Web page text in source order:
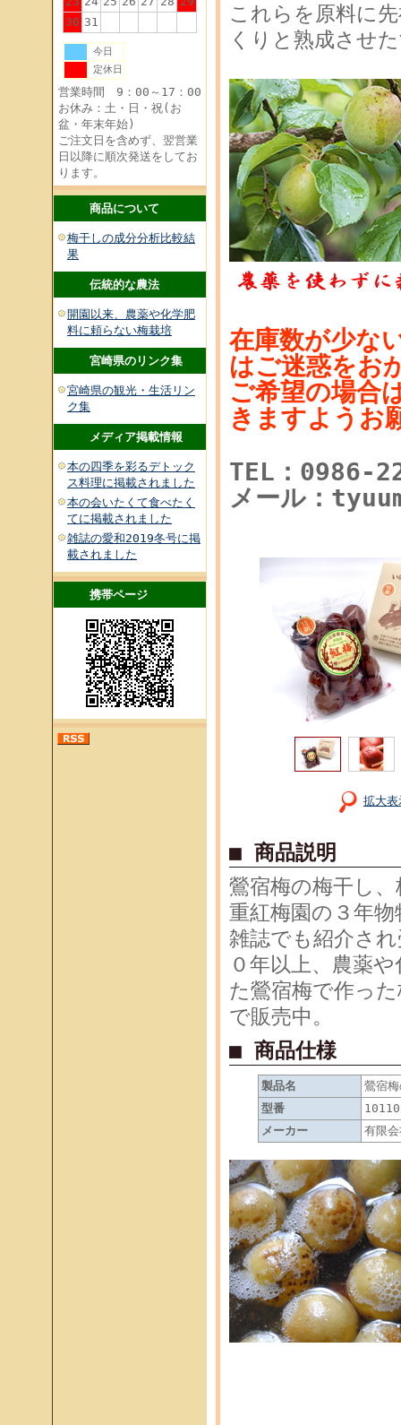
30 31
今日
定休日
営業時間 9：00～17：00
お休み：土・日・祝(お
盆・年末年始)
ご注文日を含めず、翌営業
日以降に順次発送をしてお
ります。
商品について
梅干しの成分分析比較結
果
伝統的な農法
開園以来、農薬や化学肥
料に頼らない梅栽培
宮崎県のリンク集
宮崎県の観光・生活リン
ク集
メディア掲載情報
本の四季を彩るデトック
ス料理に掲載されました
本の会いたくて食べたく
てに掲載されました
雑誌の愛和2019冬号に掲
載されました
携帯ページ
これらを原料に
くりと熟成させ
在庫数が少な
はご迷惑をお
ご希望の場合
きますようお
TEL：0986-
メール：
拡大表
■ 商品説明
鶯宿梅の梅干し
重紅梅園の３年
雑誌でも紹介さ
０年以上、農薬
た鶯宿梅で作っ
で販売中。
■ 商品仕様
製品名
鶯宿
型番
メーカー
有限